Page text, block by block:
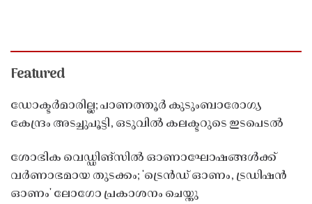
Featured
ഡോക്ടർമാരില്ല; പാണത്തൂർ കുടുംബാരോഗ്യ
കേന്ദ്രം അടച്ചുപൂട്ടി, ഒടുവിൽ കലക്ടറുടെ ഇടപെടൽ
ശോഭിക വെഡ്ഡിങ്സിൽ ഓണാഘോഷങ്ങൾക്ക്
വർണാഭമായ തുടക്കം; 'ട്രെൻഡ് ഓണം, ട്രഡിഷൻ
ഓണം' ലോഗോ പ്രകാശനം ചെയ്തു